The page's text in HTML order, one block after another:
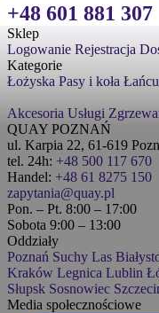
+48 601 881 307
Sklep
Logowanie Rejestracja
Kategorie
Łożyska Pasy i koła
Akcesoria Usługi
QUAY POZNAŃ
ul. Karpia 22, 61-619
tel. 24h: +48 500 117 670
Handel: +48 61 8275 150
zapytania@quay.pl
Pon. – Pt. 8:00 – 17:00
Sobota 9:00 – 13:00
Oddziały
Poznań Suchy Las
Kraków Legnica Lublin
Słupsk Sosnowiec
Media społecznościowe